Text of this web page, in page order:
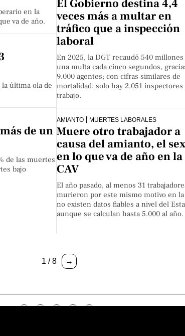
en la
va de año.
la última ola de
de un
de las muertes
bajo
El Gobierno destina 4,4
veces más a multar en
tráfico que a inspección
laboral
En 2025, la DGT recaudó 540
una multa cada cinco segundos,
9.000 agentes; con cifras similares de
mortalidad, solo hay 2.051 inspectores
trabajo.
AMIANTO MUERTES LABORALES
Muere otro trabajador a
causa del amianto, el
en lo que va de año en la
CAV
El año pasado, al menos 31
murieron por este mismo motivo en la
no existen datos fiables a nivel del
aunque se calculan hasta 5.000 al año.
1 / 8 →